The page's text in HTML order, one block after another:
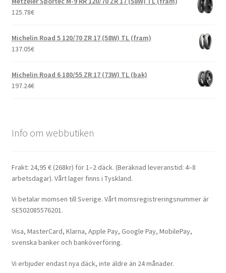
125.78€
Michelin Road 5 120/70 ZR 17 (58W) TL (fram)
137.05€
Michelin Road 6 180/55 ZR 17 (73W) TL (bak)
197.24€
Info om webbutiken
Frakt: 24,95 € (268kr) för 1–2 däck. (Beräknad leveranstid: 4–8
arbetsdagar). Vårt lager finns i Tyskland.
Vi betalar momsen till Sverige. Vårt momsregistreringsnummer är
SE502085576201.
Visa, MasterCard, Klarna, Apple Pay, Google Pay, MobilePay,
svenska banker och banköverföring.
Vi erbjuder endast nya däck, inte äldre än 24 månader.